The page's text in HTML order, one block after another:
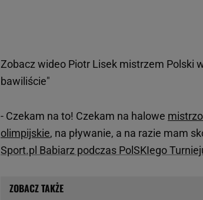
Zobacz wideo Piotr Lisek mistrzem Polski
bawiliście"
- Czekam na to! Czekam na halowe
olimpijskie, na pływanie, a na razie mam
Sport.pl Babiarz podczas PolSKIego